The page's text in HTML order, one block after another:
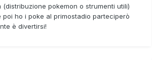
pokemon o strumenti utili)
poi ho i poke al primostadio parteciperò
è divertirsi!